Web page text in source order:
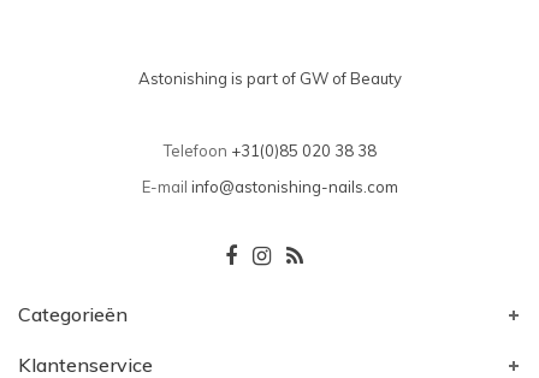
Astonishing is part of GW of Beauty
Telefoon +31(0)85 020 38 38
E-mail info@astonishing-nails.com
Categorieën
Klantenservice